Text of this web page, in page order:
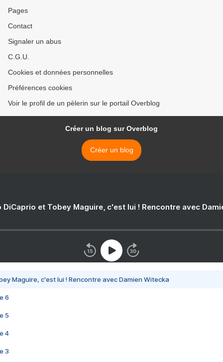
Pages
Contact
Signaler un abus
C.G.U.
Cookies et données personnelles
Préférences cookies
Voir le profil de un pèlerin sur le portail Overblog
Créer un blog sur Overblog
Créer un blog
DiCaprio et Tobey Maguire, c'est lui ! Rencontre avec
Maguire, c'est lui ! Rencontre avec Damien Witecka
6
5
4
3